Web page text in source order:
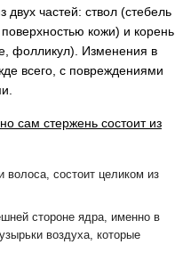
двух частей: ствол (стебель
кожи) и корень
фолликул). Изменения в
всего, с повреждениями
сам стержень состоит из
волоса, состоит целиком из
стороне ядра, именно в
воздуха, которые